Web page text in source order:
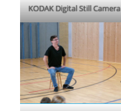
KODAK Digital Still Camera